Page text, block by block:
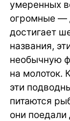
умеренных
огромные —
достигает
названия,
необычную
на молоток.
эти
питаются
они